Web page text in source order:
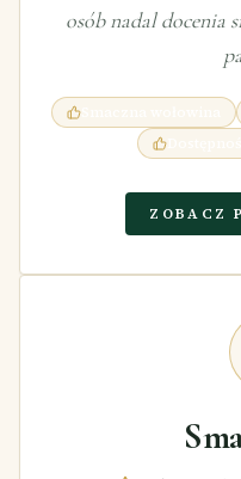
osób nadal docenia
Smaczna wołowina
ZOBACZ